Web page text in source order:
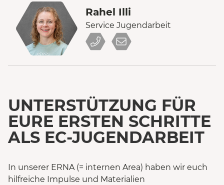
Rahel Illi
Service Jugendarbeit
UNTERSTÜTZUNG FÜR
EURE ERSTEN SCHRITTE
ALS EC-JUGENDARBEIT
In unserer ERNA (= internen Area) haben wir euch
hilfreiche Impulse und Materialien